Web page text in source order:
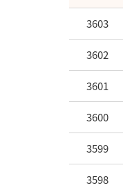
3603
3602
3601
3600
3599
3598